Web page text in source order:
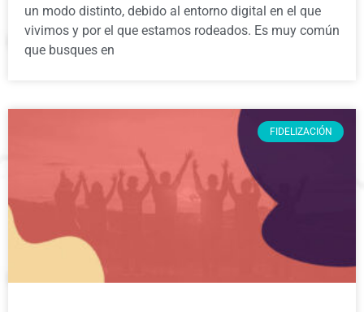
un modo distinto, debido al entorno digital en el que
vivimos y por el que estamos rodeados. Es muy común
que busques en
FIDELIZACIÓN